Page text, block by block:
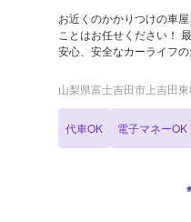
お近くのかかりつけの車
ことはお任せください！
安心、安全なカーライフ
山梨県富士吉田市上吉田
代車OK 電子マネーOK